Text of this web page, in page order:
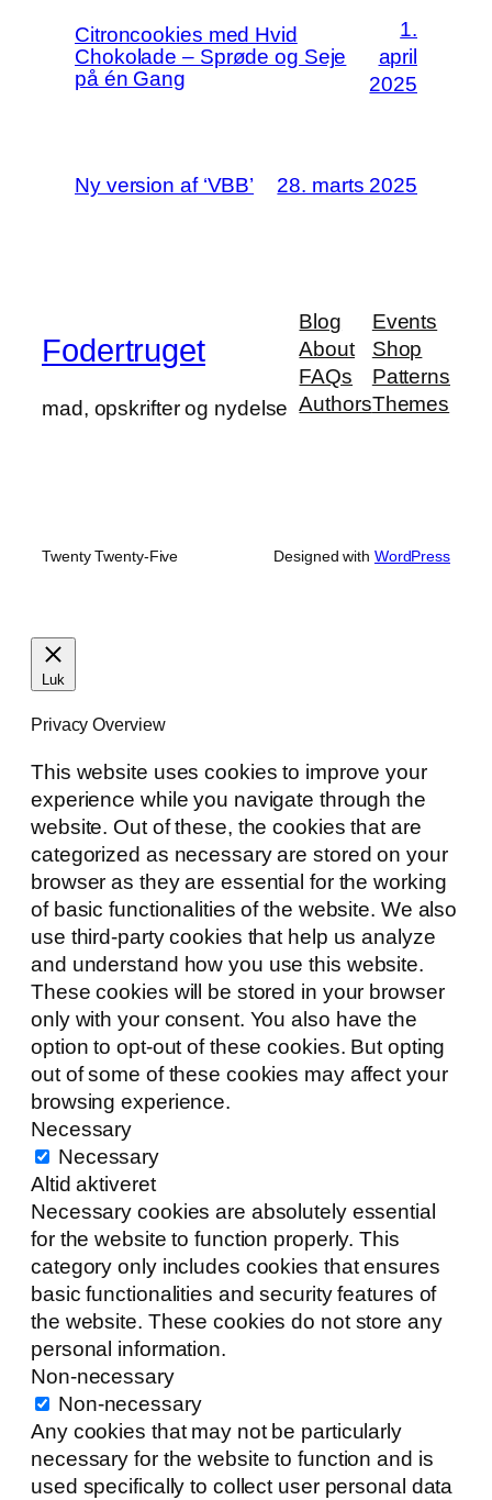
Citroncookies med Hvid
Chokolade – Sprøde og Seje
på én Gang
1.
april
2025
Ny version af ‘VBB’ 28. marts 2025
Fodertruget
mad, opskrifter og nydelse
Blog
About
FAQs
Authors
Events
Shop
Patterns
Themes
Twenty Twenty-Five Designed with WordPress
Luk
Privacy Overview
This website uses cookies to improve your
experience while you navigate through the
website. Out of these, the cookies that are
categorized as necessary are stored on your
browser as they are essential for the working
of basic functionalities of the website. We also
use third-party cookies that help us analyze
and understand how you use this website.
These cookies will be stored in your browser
only with your consent. You also have the
option to opt-out of these cookies. But opting
out of some of these cookies may affect your
browsing experience.
Necessary
Necessary
Altid aktiveret
Necessary cookies are absolutely essential
for the website to function properly. This
category only includes cookies that ensures
basic functionalities and security features of
the website. These cookies do not store any
personal information.
Non-necessary
Non-necessary
Any cookies that may not be particularly
necessary for the website to function and is
used specifically to collect user personal data